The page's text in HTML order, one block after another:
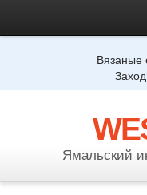
Вязаные
Ямальский